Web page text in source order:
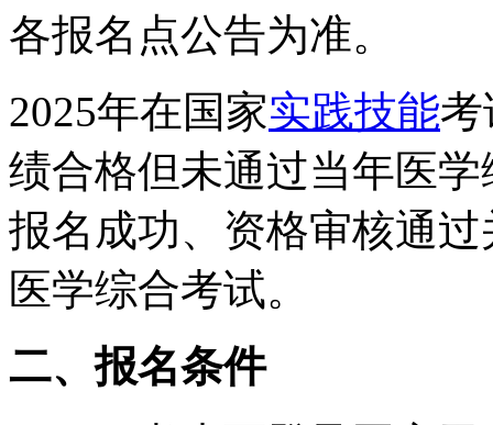
各报名点公告为准。
2025年在国家实践技能
绩合格但未通过当年医
报名成功、资格审核通
医学综合考试。
二、报名条件